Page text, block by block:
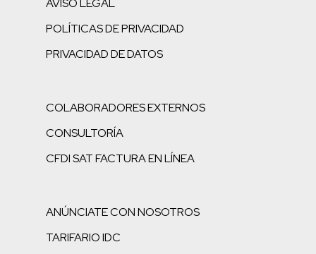
POLÍTICAS DE PRIVACIDAD
PRIVACIDAD DE DATOS
COLABORADORES EXTERNOS
CONSULTORÍA
CFDI SAT FACTURA EN LÍNEA
ANÚNCIATE CON NOSOTROS
TARIFARIO IDC